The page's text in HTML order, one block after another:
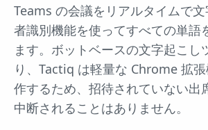
Teams の会議をリアルタイムで
者識別機能を使ってすべての単語
ます。ボットベースの文字起こし
り、Tactiq は軽量な Chrome 拡
作するため、招待されていない出
中断されることはありません。